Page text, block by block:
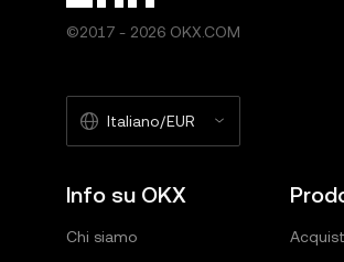
©2017 - 2026 OKX.COM
Italiano/EUR
Info su OKX
Chi siamo